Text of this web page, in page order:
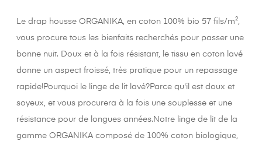
Le drap housse ORGANIKA, en coton 100% bio 57 fils/m²,
vous procure tous les bienfaits recherchés pour passer une
bonne nuit. Doux et à la fois résistant, le tissu en coton lavé
donne un aspect froissé, très pratique pour un repassage
rapide!Pourquoi le linge de lit lavé?Parce qu'il est doux et
soyeux, et vous procurera à la fois une souplesse et une
résistance pour de longues années.Notre linge de lit de la
gamme ORGANIKA composé de 100% coton biologique,